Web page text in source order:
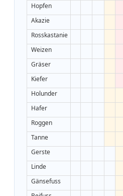
Hopfen
Akazie
Rosskastanie
Weizen
Gräser
Kiefer
Holunder
Hafer
Roggen
Tanne
Gerste
Linde
Gänsefuss